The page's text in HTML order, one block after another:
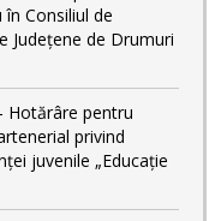
Consiliul de
Județene de Drumuri
Hotărâre pentru
privind
juvenile „Educație